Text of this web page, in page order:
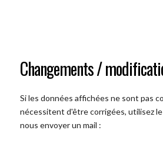
Changements /
Si les données affichées ne sont pas
nécessitent d'être corrigées, utilisez
nous envoyer un mail :